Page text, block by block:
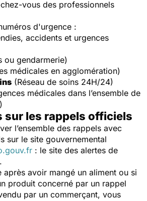
vous des professionnels
d'urgence :
accidents et urgences
ou gendarmerie)
médicales en agglomération)
(Réseau de soins 24H/24)
médicales dans l’ensemble de
sur les rappels officiels
l’ensemble des rappels avec
sur le site gouvernemental
: le site des alertes de
après avoir mangé un aliment ou si
produit concerné par un rappel
par un commerçant, vous